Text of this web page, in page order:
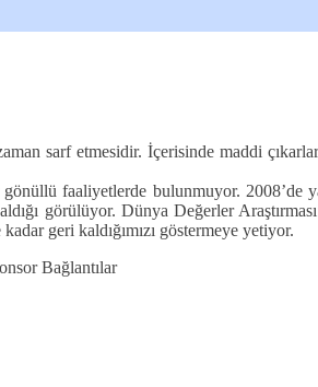
sarf etmesidir. İçerisinde maddi
faaliyetlerde bulunmuyor. 2008’de
görülüyor. Dünya Değerler
geri kaldığımızı göstermeye yetiyor.
Bağlantılar